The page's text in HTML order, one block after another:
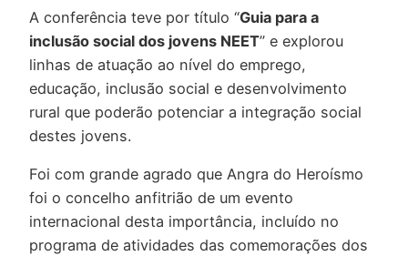
A conferência teve por título “Guia para a
inclusão social dos jovens NEET” e explorou
linhas de atuação ao nível do emprego,
educação, inclusão social e desenvolvimento
rural que poderão potenciar a integração social
destes jovens.
Foi com grande agrado que Angra do Heroísmo
foi o concelho anfitrião de um evento
internacional desta importância, incluído no
programa de atividades das comemorações dos